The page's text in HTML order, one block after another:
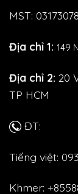
MST:
Địa chỉ 1: 149
Địa chỉ 2: 20
TP HCM
ĐT:
Tiếng việt:
Khmer: